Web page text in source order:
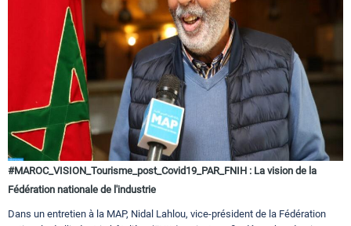
#MAROC_VISION_Tourisme_post_Covid19_PAR_FNIH : La vision de la
Fédération nationale de l'industrie
Dans un entretien à la MAP, Nidal Lahlou, vice-président de la Fédération